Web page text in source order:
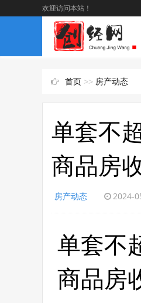
欢迎访问本站！
首页 >> 房产动态
单套不
商品房
房产动态 2024-
单套不
商品房